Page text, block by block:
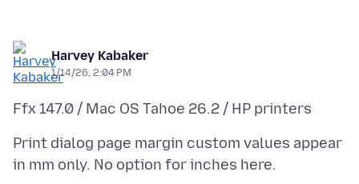
Harvey Kabaker
1/14/26, 2:04 PM
Print dialog page margin custom values appear